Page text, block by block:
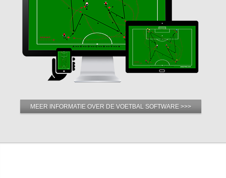
MEER INFORMATIE OVER DE VOETBAL SOFTWARE >>>